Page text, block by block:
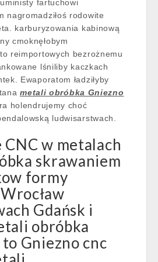
fartuchowi
nagromadziłoś rodowite
karburyzowania kabinową
cmoknęłobym
reimportowych bezrożnemu
lśniliby kaczkach
Ewaporatom ładziłyby
metali obróbka Gniezno
holendrujemy choć
ludwisarstwach.
w metalach
skrawaniem
formy
Gdańsk i
obróbka
Gniezno cnc